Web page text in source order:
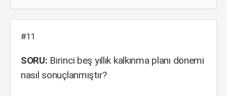
#11
SORU: Birinci beş yıllık kalkınma planı dönemi
nasıl sonuçlanmıştır?